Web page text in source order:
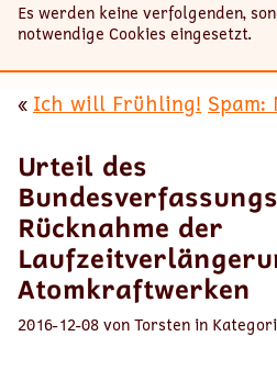
Es werden keine verfolgenden,
notwendige Cookies eingesetzt.
« Ich will Frühling! Spam:
Urteil des
Rücknahme der
Atomkraftwerken
2016-12-08 von Torsten in